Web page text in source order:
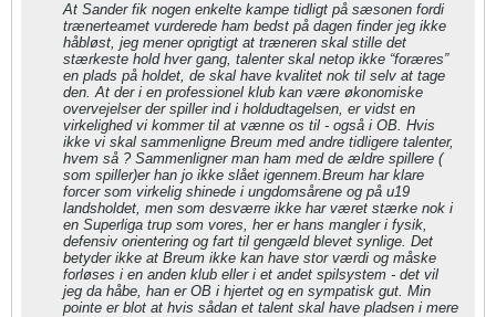
At Sander fik nogen enkelte kampe tidligt på sæsonen fordi
trænerteamet vurderede ham bedst på dagen finder jeg ikke
håbløst, jeg mener oprigtigt at træneren skal stille det
stærkeste hold hver gang, talenter skal netop ikke “foræres”
en plads på holdet, de skal have kvalitet nok til selv at tage
den. At der i en professionel klub kan være økonomiske
overvejelser der spiller ind i holdudtagelsen, er vidst en
virkelighed vi kommer til at vænne os til - også i OB. Hvis
ikke vi skal sammenligne Breum med andre tidligere talenter,
hvem så ? Sammenligner man ham med de ældre spillere (
som spiller)er han jo ikke slået igennem.Breum har klare
forcer som virkelig shinede i ungdomsårene og på u19
landsholdet, men som desværre ikke har været stærke nok i
en Superliga trup som vores, her er hans mangler i fysik,
defensiv orientering og fart til gengæld blevet synlige. Det
betyder ikke at Breum ikke kan have stor værdi og måske
forløses i en anden klub eller i et andet spilsystem - det vil
jeg da håbe, han er OB i hjertet og en sympatisk gut. Min
pointe er blot at hvis sådan et talent skal have pladsen i mere